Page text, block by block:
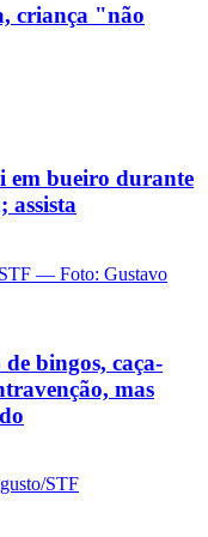
criança "não
em bueiro durante
assista
bingos, caça-
mas